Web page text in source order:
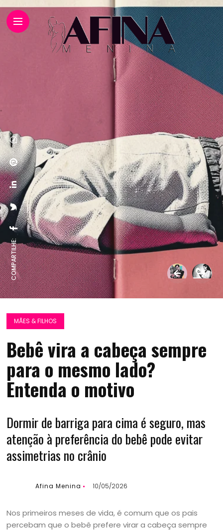
COMPARTILHE:
MÃES & FILHOS
Bebê vira a cabeça sempre
para o mesmo lado?
Entenda o motivo
Dormir de barriga para cima é seguro, mas
atenção à preferência do bebê pode evitar
assimetrias no crânio
Afina Menina 10/05/2026
Nos primeiros meses de vida, é comum que os pais
percebam que o bebê prefere virar a cabeça sempre